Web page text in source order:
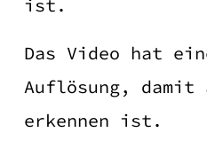
ist.
Das Video hat
Auflösung,
erkennen ist.